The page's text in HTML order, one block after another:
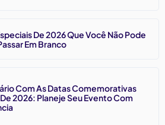
De 2026 Que Você Não Pode
Em Branco
Com As Datas Comemorativas
2026: Planeje Seu Evento Com